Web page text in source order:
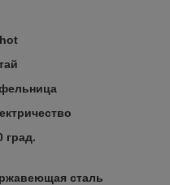
град.
сталь